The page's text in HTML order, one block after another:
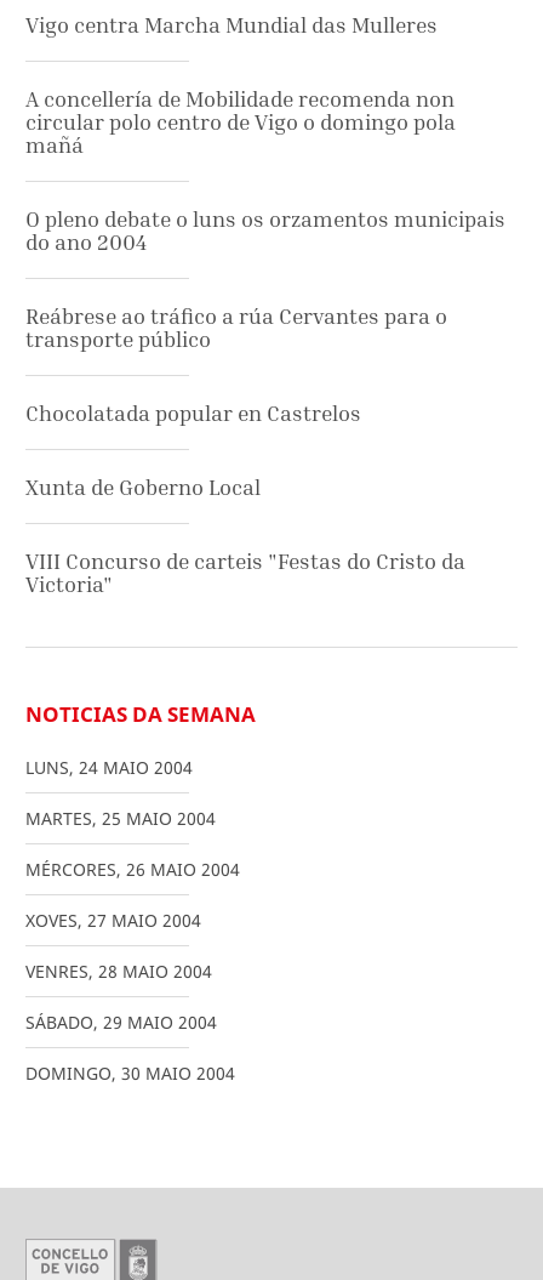
Vigo centra Marcha Mundial das Mulleres
A concellería de Mobilidade recomenda non
circular polo centro de Vigo o domingo pola
mañá
O pleno debate o luns os orzamentos municipais
do ano 2004
Reábrese ao tráfico a rúa Cervantes para o
transporte público
Chocolatada popular en Castrelos
Xunta de Goberno Local
VIII Concurso de carteis "Festas do Cristo da
Victoria"
NOTICIAS DA SEMANA
LUNS, 24 MAIO 2004
MARTES, 25 MAIO 2004
MÉRCORES, 26 MAIO 2004
XOVES, 27 MAIO 2004
VENRES, 28 MAIO 2004
SÁBADO, 29 MAIO 2004
DOMINGO, 30 MAIO 2004